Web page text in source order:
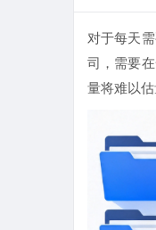
对于每天
司，需要
量将难以估